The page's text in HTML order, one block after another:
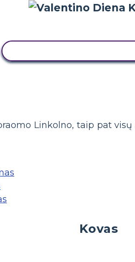
Linkolno, taip pat
Kovas